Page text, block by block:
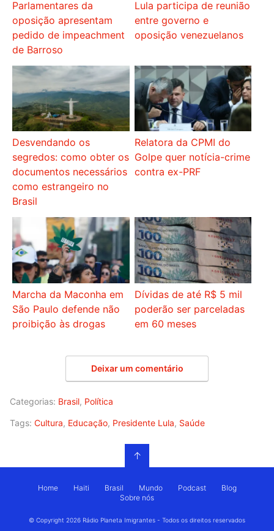
Parlamentares da
oposição apresentam
pedido de impeachment
de Barroso
Lula participa de reunião
entre governo e
oposição venezuelanos
Desvendando os
segredos: como obter os
documentos necessários
como estrangeiro no
Brasil
Relatora da CPMI do
Golpe quer notícia-crime
contra ex-PRF
Marcha da Maconha em
São Paulo defende não
proibição às drogas
Dívidas de até R$ 5 mil
poderão ser parceladas
em 60 meses
Deixar um comentário
Categorias: Brasil, Política
Tags: Cultura, Educação, Presidente Lula, Saúde
↑
Home Haiti Brasil Mundo Podcast
Blog
Sobre nós
© Copyright 2026 Rádio Planeta Imigrantes - Todos os direitos reservados